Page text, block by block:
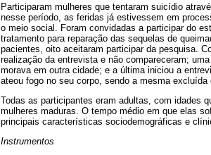
Participaram mulheres que tentaram suicídio
nesse período, as feridas já estivessem em
o meio social. Foram convidadas a participar do
tratamento para reparação das sequelas de
pacientes, oito aceitaram participar da pesquisa.
realização da entrevista e não compareceram;
morava em outra cidade; e a última iniciou a
ateou fogo no seu corpo, sendo a mesma excluída
Todas as participantes eram adultas, com idades
mulheres maduras. O tempo médio em que elas
principais características sociodemográficas e
Instrumentos